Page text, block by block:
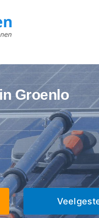
Groenlo